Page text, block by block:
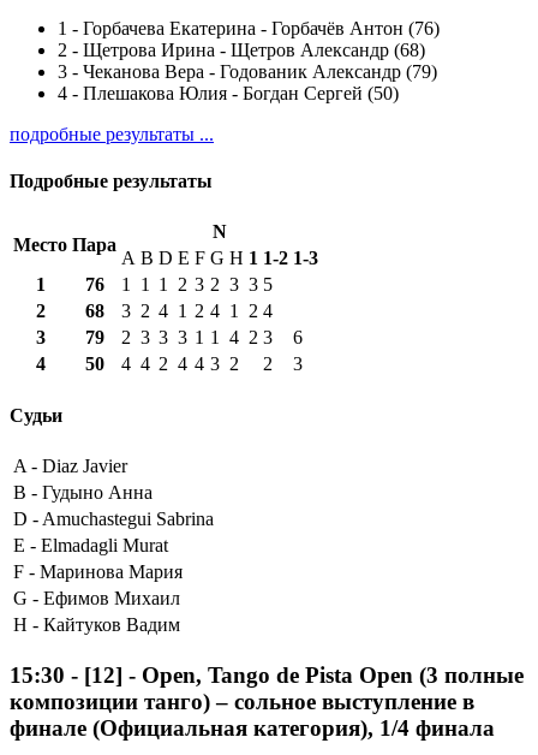
1 - Горбачева Екатерина - Горбачёв Антон (76)
2 - Щетрова Ирина - Щетров Александр (68)
3 - Чеканова Вера - Годованик Александр (79)
4 - Плешакова Юлия - Богдан Сергей (50)
подробные результаты ...
Подробные результаты
Место Пара
N
A B D E F G H 1 1-2 1-3
1
76 1 1 1 2 3 2 3 3 5
2
68 3 2 4 1 2 4 1 2 4
3
79 2 3 3 3 1 1 4 2 3
6
4
50 4 4 2 4 4 3 2 2 3
Судьи
A - Diaz Javier
B - Гудыно Анна
D - Amuchastegui Sabrina
E - Elmadagli Murat
F - Маринова Мария
G - Ефимов Михаил
H - Кайтуков Вадим
15:30 - [12] - Open, Tango de Pista Open (3 полные
композиции танго) – сольное выступление в
финале (Официальная категория), 1/4 финала